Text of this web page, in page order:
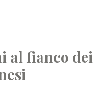
al fianco dei